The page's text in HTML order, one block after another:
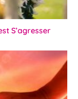
S’agresser